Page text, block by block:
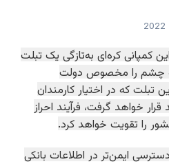
کمپانی کره‌ای به‌تازگی یک تبلت
چشم را مخصوص دولت
تبلت که در اختیار کارمندان
خواهد گرفت، فرآیند احراز
را تقویت خواهد کرد.
ایمن‌تر در اطلاعات بانکی